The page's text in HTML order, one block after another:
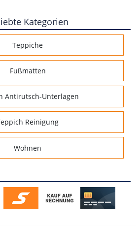
Kategorien
Teppiche
Fußmatten
Antirutsch-Unterlagen
Reinigung
Wohnen